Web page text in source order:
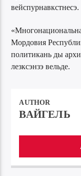
вейспурнавкстнесэ.
Мордовия
политикань ды
лезксэнзэ вельде.
AUTHOR
ВАЙГЕЛЬ